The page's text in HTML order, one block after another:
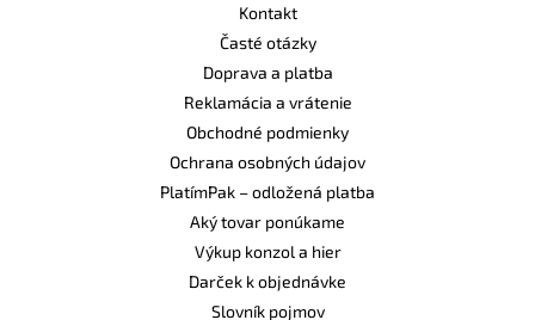
Kontakt
Časté otázky
Doprava a platba
Reklamácia a vrátenie
Obchodné podmienky
Ochrana osobných údajov
PlatímPak – odložená platba
Aký tovar ponúkame
Výkup konzol a hier
Darček k objednávke
Slovník pojmov